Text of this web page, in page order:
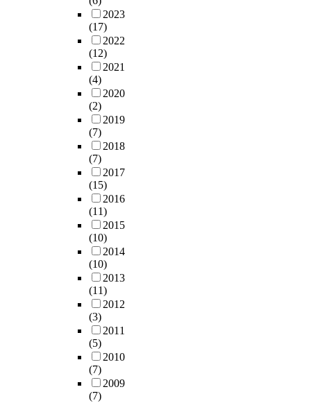
2023
(17)
2022
(12)
2021
(4)
2020
(2)
2019
(7)
2018
(7)
2017
(15)
2016
(11)
2015
(10)
2014
(10)
2013
(11)
2012
(3)
2011
(5)
2010
(7)
2009
(7)